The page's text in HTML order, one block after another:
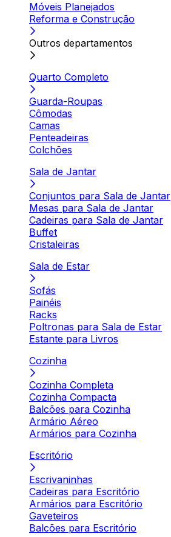
Móveis Planejados
Reforma e Construção
Outros departamentos
Quarto Completo
Guarda-Roupas
Cômodas
Camas
Penteadeiras
Colchões
Sala de Jantar
Conjuntos para Sala de Jantar
Mesas para Sala de Jantar
Cadeiras para Sala de Jantar
Buffet
Cristaleiras
Sala de Estar
Sofás
Painéis
Racks
Poltronas para Sala de Estar
Estante para Livros
Cozinha
Cozinha Completa
Cozinha Compacta
Balcões para Cozinha
Armário Aéreo
Armários para Cozinha
Escritório
Escrivaninhas
Cadeiras para Escritório
Armários para Escritório
Gaveteiros
Balcões para Escritório